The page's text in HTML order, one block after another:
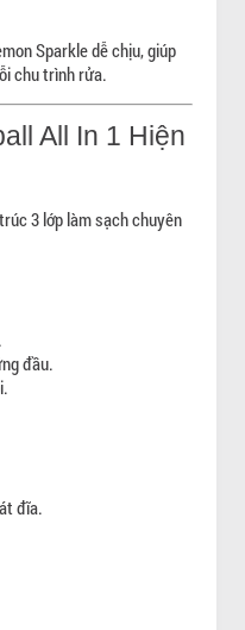
Sparkle dễ chịu, giúp
chu trình rửa.
All In 1 Hiện
3 lớp làm sạch chuyên
đầu.
đĩa.